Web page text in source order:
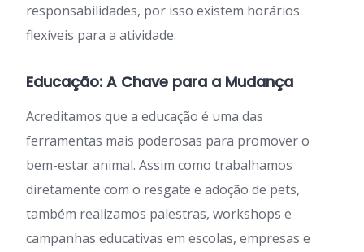
responsabilidades, por isso existem horários
flexíveis para a atividade.
Educação: A Chave para a Mudança
Acreditamos que a educação é uma das
ferramentas mais poderosas para promover o
bem-estar animal. Assim como trabalhamos
diretamente com o resgate e adoção de pets,
também realizamos palestras, workshops e
campanhas educativas em escolas, empresas e